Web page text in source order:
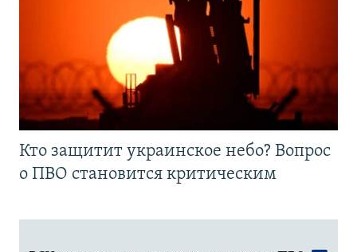
Кто защитит украинское небо? Вопрос
о ПВО становится критическим